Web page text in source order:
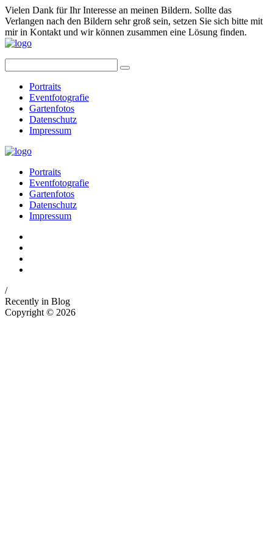
Vielen Dank für Ihr Interesse an meinen Bildern. Sollte das
Verlangen nach den Bildern sehr groß sein, setzen Sie sich bitte mit
mir in Kontakt und wir können zusammen eine Lösung finden.
Portraits
Eventfotografie
Gartenfotos
Datenschutz
Impressum
Portraits
Eventfotografie
Gartenfotos
Datenschutz
Impressum
/
Recently in Blog
Copyright © 2026